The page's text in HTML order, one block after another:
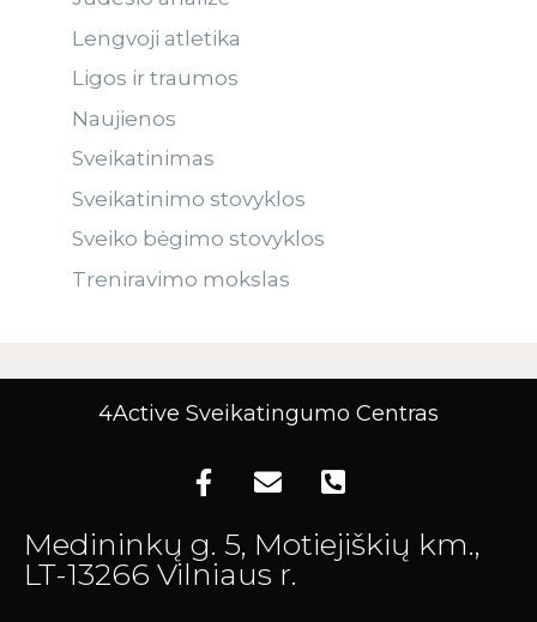
Lengvoji atletika
Ligos ir traumos
Naujienos
Sveikatinimas
Sveikatinimo stovyklos
Sveiko bėgimo stovyklos
Treniravimo mokslas
4Active Sveikatingumo Centras
Medininkų g. 5, Motiejiškių km.,
LT-13266 Vilniaus r.